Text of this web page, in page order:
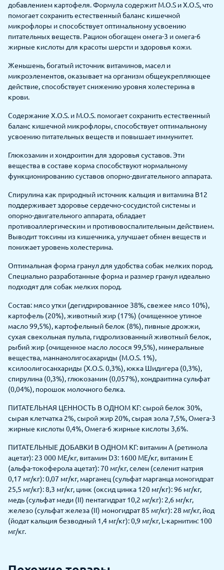
добавлением картофеля. Формула содержит М.О.S и Х.О.S, что
помогает сохранить естественный баланс кишечной
микрофлоры и способствует оптимальному усвоению
питательных веществ. Рацион обогащен омега-3 и омега-6
жирные кислоты для красоты шерсти и здоровья кожи.
Женьшень, богатый источник витаминов, масел и
микроэлементов, оказывает на организм общеукрепляющее
действие, способствует снижению уровня холестерина в
крови.
Содержание X.O.S. и M.O.S. помогает сохранить естественный
баланс кишечной микрофлоры, способствует оптимальному
усвоению питательных веществ и повышает иммунитет.
Глюкозамин и хондроитин для здоровья суставов. Эти
вещества в составе корма способствуют нормальному
функционированию суставов опорно-двигательного аппарата.
Спирулина как природный источник кальция и витамина В12
поддерживает здоровье сердечно-сосудистой системы и
опорно-двигательного аппарата, обладает
противоаллергическим и противовоспалительным действием.
Выводит токсины из кишечника, улучшает обмен веществ и
понижает уровень холестерина.
Оптимальная форма гранул для удобства собак мелких пород.
Специально разработанные форма и размер гранул идеально
подходят для собак мелких пород.
Состав: мясо утки (дегидрированное 38%, свежее мясо 10%),
картофель (20%), животный жир (17%) (очищенное утиное
масло 99,5%), картофельный белок (8%), пивные дрожжи,
сухая свекольная пульпа, гидролизованный животный белок,
рыбий жир (очищенное масло лосося 99,5%), минеральные
вещества, маннанолигосахариды (М.O.S. 1%),
ксилоолигосанхариды (Х.О.S. 0,3%), юкка Шидигера (0,3%),
спирулина (0,3%), глюкозамин (0,057%), хондраитина сульфат
(0,04%), порошок молочного белка.
ПИТАТЕЛЬНАЯ ЦЕННОСТЬ В ОДНОМ КГ: сырой белок 30%,
сырая клетчатка 2%, сырой жир 20%, сырая зола 7,5%, Омега-3
жирные кислоты 0,4%, Омега-6 жирные кислоты 3,6%.
ПИТАТЕЛЬНЫЕ ДОБАВКИ В ОДНОМ КГ: витамин А (ретинола
ацетат): 23 000 МЕ/кг, витамин D3: 1600 МЕ/кг, витамин Е
(альфа-токоферола ацетат): 70 мг/кг, селен (селенит натрия
0,17 мг/кг): 0,07 мг/кг, марганец (сульфат марганца моногидрат
25,5 мг/кг): 8,3 мг/кг, цинк (оксид цинка 120 мг/кг): 96 мг/кг,
медь (сульфат меди (II) пентагидрат 10,2 мг/кг): 2,6 мг/кг,
железо (сульфат железа (II) моногидрат 85 мг/кг): 28 мг/кг, йод
(йодат кальция безводный 1,4 мг/кг): 0,9 мг/кг, L-карнитин: 100
мг/кг.